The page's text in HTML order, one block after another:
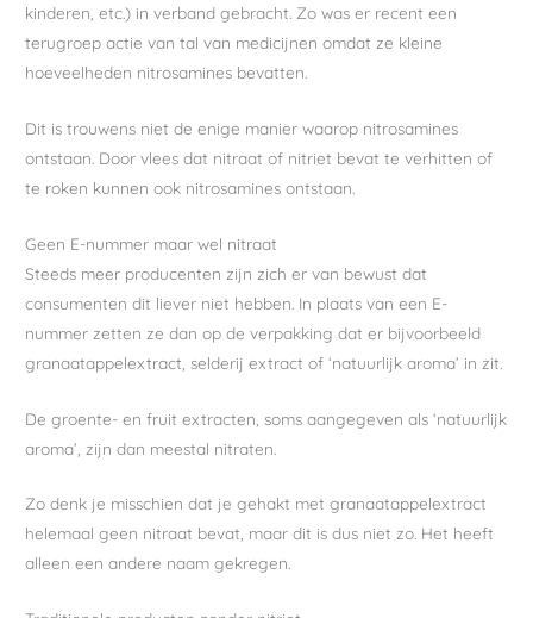
kinderen, etc.) in verband gebracht. Zo was er recent een
terugroep actie van tal van medicijnen omdat ze kleine
hoeveelheden nitrosamines bevatten.
Dit is trouwens niet de enige manier waarop nitrosamines
ontstaan. Door vlees dat nitraat of nitriet bevat te verhitten of
te roken kunnen ook nitrosamines ontstaan.
Geen E-nummer maar wel nitraat
Steeds meer producenten zijn zich er van bewust dat
consumenten dit liever niet hebben. In plaats van een E-
nummer zetten ze dan op de verpakking dat er bijvoorbeeld
granaatappelextract, selderij extract of ‘natuurlijk aroma’ in zit.
De groente- en fruit extracten, soms aangegeven als ‘natuurlijk
aroma’, zijn dan meestal nitraten.
Zo denk je misschien dat je gehakt met granaatappelextract
helemaal geen nitraat bevat, maar dit is dus niet zo. Het heeft
alleen een andere naam gekregen.